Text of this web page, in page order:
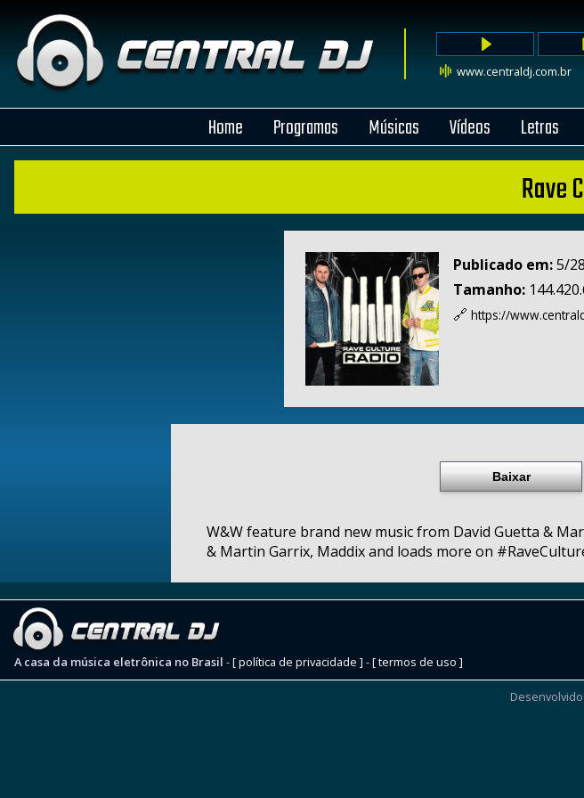
www.centraldj.com.br
Home Programas Músicas Vídeos Letras
Rave
Publicado em: 5/
Tamanho:
🔗 https://
Baixar
W&W feature brand new music from David Guetta &
& Martin Garrix, Maddix and loads more on
A casa da música eletrônica no Brasil -[ política de privacidade ] -[ termos de uso ]